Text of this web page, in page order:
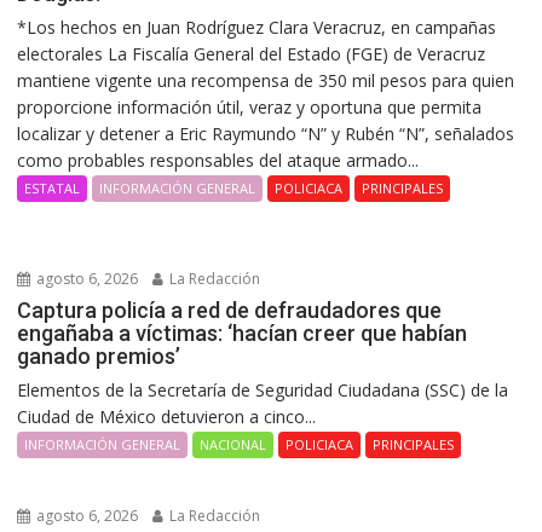
*Los hechos en Juan Rodríguez Clara Veracruz, en campañas
electorales La Fiscalía General del Estado (FGE) de Veracruz
mantiene vigente una recompensa de 350 mil pesos para quien
proporcione información útil, veraz y oportuna que permita
localizar y detener a Eric Raymundo “N” y Rubén “N”, señalados
como probables responsables del ataque armado...
ESTATAL INFORMACIÓN GENERAL POLICIACA PRINCIPALES
agosto 6, 2026 La Redacción
Captura policía a red de defraudadores que
engañaba a víctimas: ‘hacían creer que habían
ganado premios’
Elementos de la Secretaría de Seguridad Ciudadana (SSC) de la
Ciudad de México detuvieron a cinco...
INFORMACIÓN GENERAL NACIONAL POLICIACA PRINCIPALES
agosto 6, 2026 La Redacción